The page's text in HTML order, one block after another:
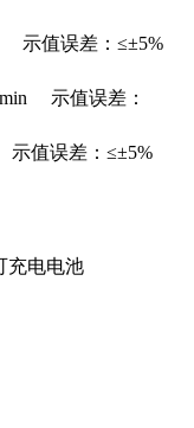
示值误差：≤±5%
示值误差：
示值误差：≤±5%
充电电池